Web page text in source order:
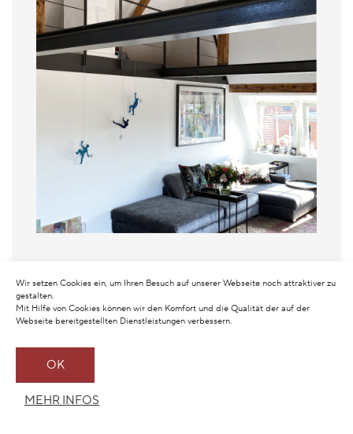
Wir setzen Cookies ein, um Ihren Besuch auf unserer Webseite noch attraktiver zu
gestalten.
Mit Hilfe von Cookies können wir den Komfort und die Qualität der auf der
Webseite bereitgestellten Dienstleistungen verbessern.
OK
MEHR INFOS